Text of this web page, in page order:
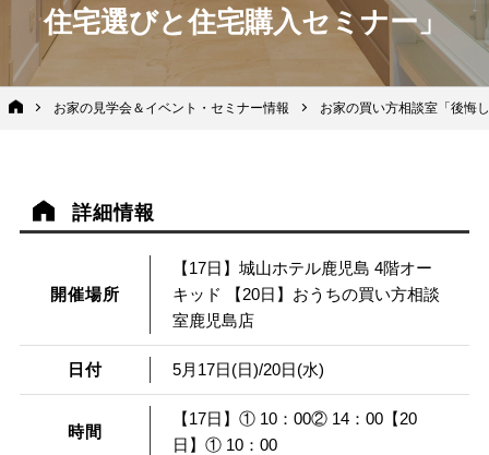
住宅選びと住宅購入セミナー」
お家の見学会＆イベント・セミナー情報 お家の買い方相談室「後悔
詳細情報
開催場所
【17日】城山ホテル鹿児島 4階オー
キッド 【20日】おうちの買い方相談
室鹿児島店
日付 5月17日(日)/20日(水)
時間
【17日】① 10：00② 14：00【20
日】① 10：00